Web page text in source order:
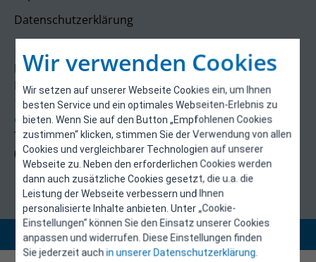
Wir verwenden Cookies
Wir setzen auf unserer Webseite Cookies ein, um Ihnen
besten Service und ein optimales Webseiten-Erlebnis zu
bieten. Wenn Sie auf den Button „Empfohlenen Cookies
zustimmen“ klicken, stimmen Sie der Verwendung von allen
Cookies und vergleichbarer Technologien auf unserer
Webseite zu. Neben den erforderlichen Cookies werden
dann auch zusätzliche Cookies gesetzt, die u.a. die
Leistung der Webseite verbessern und Ihnen
personalisierte Inhalte anbieten. Unter „Cookie-
Einstellungen“ können Sie den Einsatz unserer Cookies
anpassen und widerrufen. Diese Einstellungen finden
Sie jederzeit auchin unserer Datenschutzerklärung.
Datenschutzerklärung
Kontakt
E-Control
Rudolfsplatz 13a
1010 Wien
energieeffizienz@e-control.at
Tel +43 1 5324724
(Mo, Mi-Fr 09:30-12:30 Uhr)
Copyright 2026 © E-Control